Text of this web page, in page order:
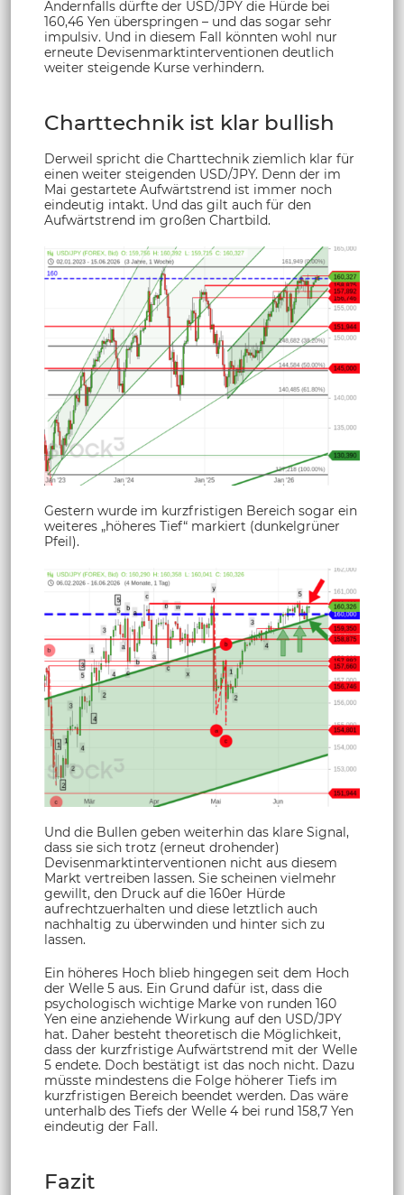
Andernfalls dürfte der USD/JPY die Hürde bei
160,46 Yen überspringen – und das sogar sehr
impulsiv. Und in diesem Fall könnten wohl nur
erneute Devisenmarktinterventionen deutlich
weiter steigende Kurse verhindern.
Charttechnik ist klar bullish
Derweil spricht die Charttechnik ziemlich klar für
einen weiter steigenden USD/JPY. Denn der im
Mai gestartete Aufwärtstrend ist immer noch
eindeutig intakt. Und das gilt auch für den
Aufwärtstrend im großen Chartbild.
Gestern wurde im kurzfristigen Bereich sogar ein
weiteres „höheres Tief“ markiert (dunkelgrüner
Pfeil).
Und die Bullen geben weiterhin das klare Signal,
dass sie sich trotz (erneut drohender)
Devisenmarktinterventionen nicht aus diesem
Markt vertreiben lassen. Sie scheinen vielmehr
gewillt, den Druck auf die 160er Hürde
aufrechtzuerhalten und diese letztlich auch
nachhaltig zu überwinden und hinter sich zu
lassen.
Ein höheres Hoch blieb hingegen seit dem Hoch
der Welle 5 aus. Ein Grund dafür ist, dass die
psychologisch wichtige Marke von runden 160
Yen eine anziehende Wirkung auf den USD/JPY
hat. Daher besteht theoretisch die Möglichkeit,
dass der kurzfristige Aufwärtstrend mit der Welle
5 endete. Doch bestätigt ist das noch nicht. Dazu
müsste mindestens die Folge höherer Tiefs im
kurzfristigen Bereich beendet werden. Das wäre
unterhalb des Tiefs der Welle 4 bei rund 158,7 Yen
eindeutig der Fall.
Fazit